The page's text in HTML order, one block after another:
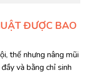
ĐƯỢC BAO
thế nhưng nâng mũi
và bằng chỉ sinh